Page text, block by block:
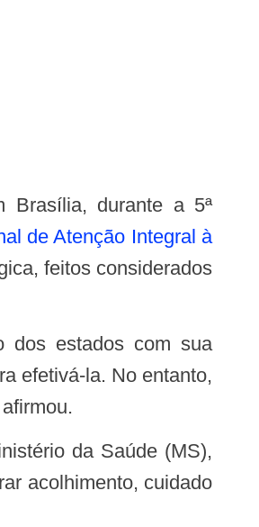
de Atenção Integral à
feitos considerados
efetivá-la. No entanto,
acolhimento, cuidado